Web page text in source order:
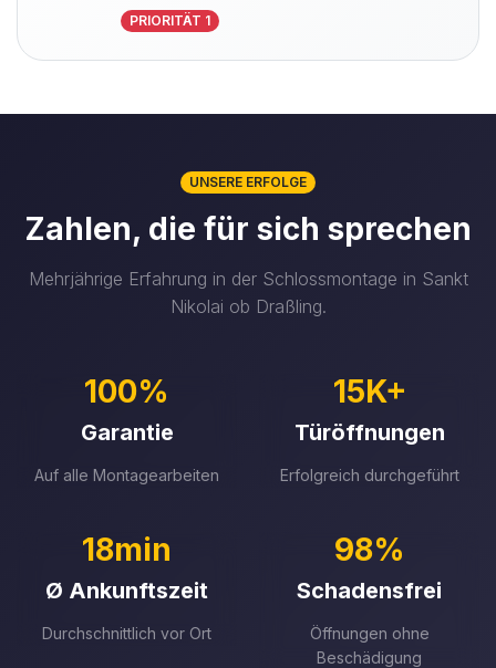
PRIORITÄT 1
UNSERE ERFOLGE
Zahlen, die für sich sprechen
Mehrjährige Erfahrung in der Schlossmontage in Sankt
Nikolai ob Draßling.
100%
Garantie
Auf alle Montagearbeiten
15K+
Türöffnungen
Erfolgreich durchgeführt
18min
Ø Ankunftszeit
Durchschnittlich vor Ort
98%
Schadensfrei
Öffnungen ohne
Beschädigung